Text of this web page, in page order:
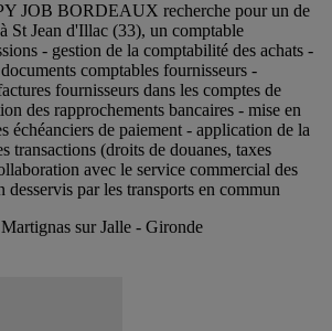
JOB BORDEAUX recherche pour un de
St Jean d'Illac (33), un comptable
- gestion de la comptabilité des achats -
comptables fournisseurs -
fournisseurs dans les comptes de
des rapprochements bancaires - mise en
échéanciers de paiement - application de la
transactions (droits de douanes, taxes
avec le service commercial des
desservis par les transports en commun
sur Jalle - Gironde